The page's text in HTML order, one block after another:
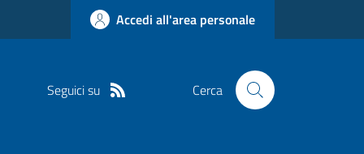
Accedi all'area personale
Seguici su Cerca